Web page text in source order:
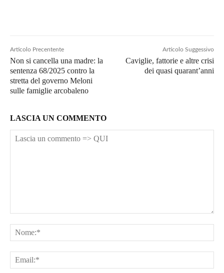
Articolo Precentente
Non si cancella una madre: la
sentenza 68/2025 contro la
stretta del governo Meloni
sulle famiglie arcobaleno
Articolo Suggessivo
Caviglie, fattorie e altre crisi
dei quasi quarant’anni
LASCIA UN COMMENTO
un
commento
=>
QUI